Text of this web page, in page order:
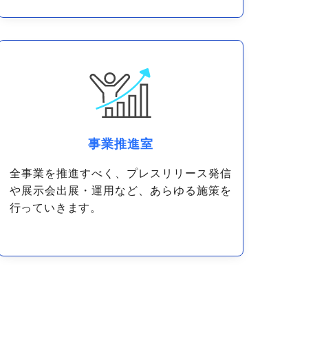
事業推進室
全事業を推進すべく、プレスリリース発信
や展示会出展・運用など、あらゆる施策を
行っていきます。